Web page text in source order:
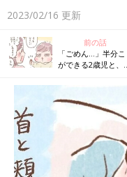
2023/02/16 更新
前の話
「ごめん…」半分こ
ができる2歳児と、で
ふるでいず#41］